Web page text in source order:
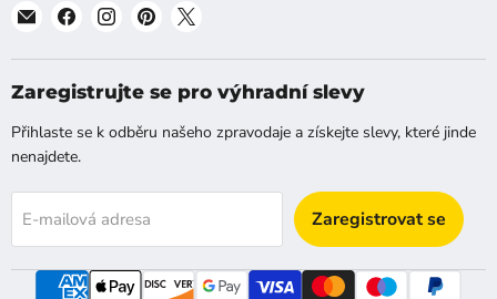
Najděte
na
[email]
Najděte
na
Facebook
Najděte
na
Instagram
Najděte
na
Pinterest
na
X
Zaregistrujte se pro výhradní slevy
Přihlaste se k odběru našeho zpravodaje a získejte slevy, které jinde
nenajdete.
E-mailová adresa Zaregistrovat se